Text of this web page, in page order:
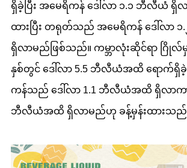
ရှိခဲ့ပြီး အမေရိကန် ဒေါ်လာ ၁.၁ ဘီလီယံ ရှိလာ
ထားပြီး တရုတ်သည် အမေရိကန် ဒေါ်လာ
ရှိလာမည်ဖြစ်သည်။ ကမ္ဘာလုံးဆိုင်ရာ ဂြိုလ်
နှစ်တွင် ဒေါ်လာ 5.5 ဘီလီယံအထိ ရောက်ရှိခဲ့
ကန်သည် ဒေါ်လာ 1.1 ဘီလီယံအထိ ရှိလာက
ဘီလီယံအထိ ရှိလာမည်ဟု ခန့်မှန်းထားသည်